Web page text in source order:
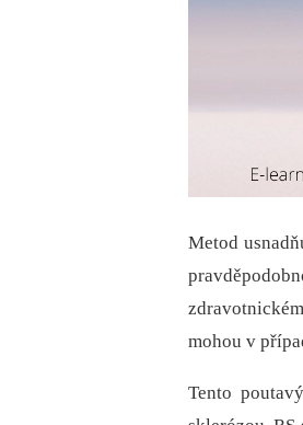
Metod
mohou v
Tento